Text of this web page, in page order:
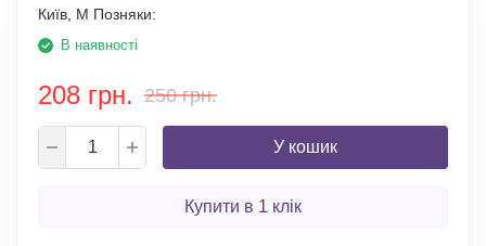
Київ, М Позняки:
В наявності
208 грн. 250 грн.
У кошик
Купити в 1 клік